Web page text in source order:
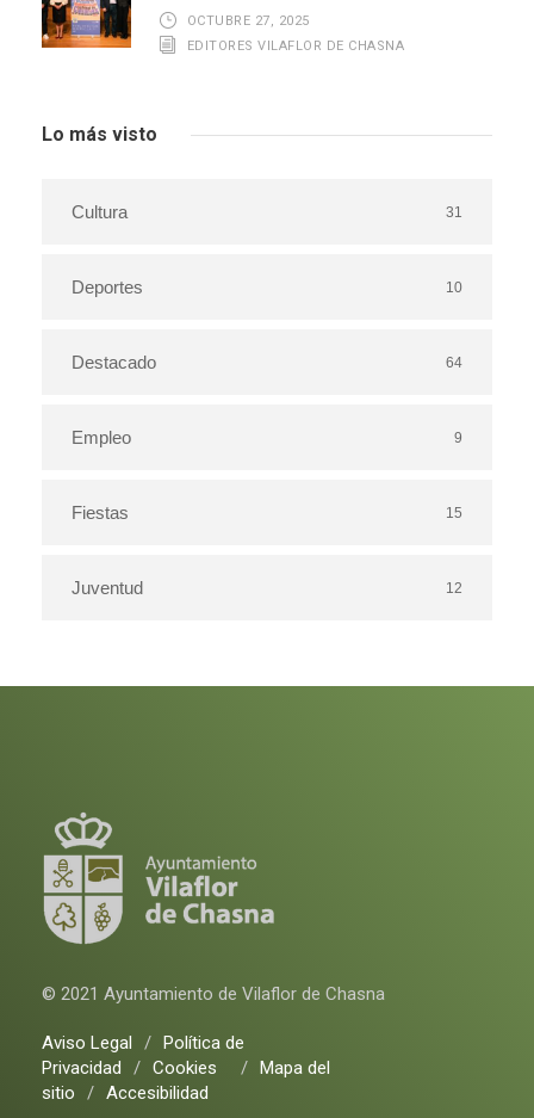
OCTUBRE 27, 2025
EDITORES VILAFLOR DE CHASNA
Lo más visto
Cultura 31
Deportes 10
Destacado 64
Empleo 9
Fiestas 15
Juventud 12
© 2021 Ayuntamiento de Vilaflor de Chasna
Aviso Legal / Política de
Privacidad
/ Cookies / Mapa del
sitio
/ Accesibilidad